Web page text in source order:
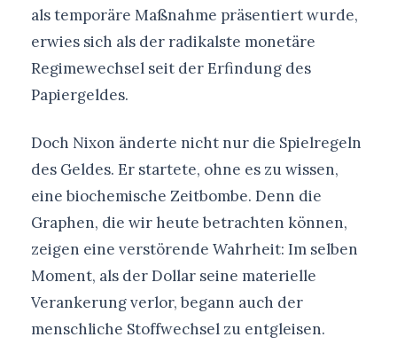
als temporäre Maßnahme präsentiert wurde,
erwies sich als der radikalste monetäre
Regimewechsel seit der Erfindung des
Papiergeldes.
Doch Nixon änderte nicht nur die Spielregeln
des Geldes. Er startete, ohne es zu wissen,
eine biochemische Zeitbombe. Denn die
Graphen, die wir heute betrachten können,
zeigen eine verstörende Wahrheit: Im selben
Moment, als der Dollar seine materielle
Verankerung verlor, begann auch der
menschliche Stoffwechsel zu entgleisen.